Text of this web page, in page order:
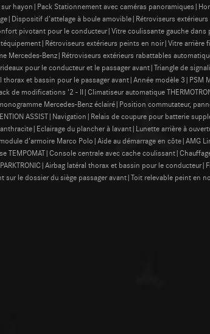
hayon|Pack Stationnement avec caméras
d'attelage à boule amovible|Rétroviseurs
pivotant pour le conducteur|Vitre coulissante gauche
extérieurs peints en noir|Vitre
Mercedes-Benz|Rétroviseurs extérieurs rabattables
pour le conducteur et le passager avant|Triangle de
et bassin pour le passager avant|Année modèle 3|PSM
de modifications '2 - II|Climatiseur automatique
Mercedes-Benz éclairé|Position commutateur,
ASSIST|Navigation|Relais de coupure pour batterie
du plancher à lavant|Lunette arrière à
d'armoire Marco Polo|Aide au démarrage en côte|AMG
TEMPOMAT|Console centrale avec cache
latéral thorax et bassin pour le
le dossier du siège passager avant|Toit relevable peint en